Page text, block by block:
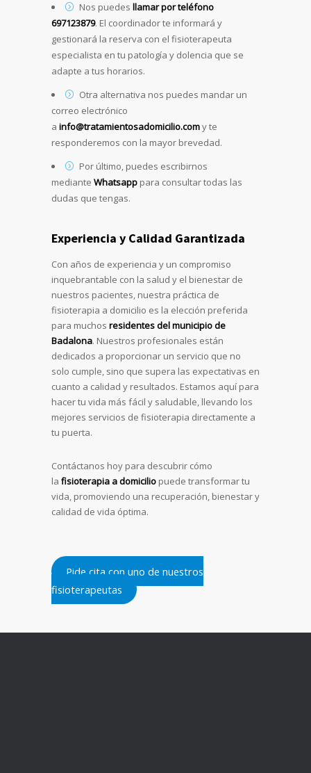
Nos puedes llamar por teléfono
697123879. El coordinador te informará y
gestionará la reserva con el fisioterapeuta
especialista en tu patología y dolencia que se
adapte a tus horarios.
Otra alternativa nos puedes mandar un
correo electrónico
a info@tratamientosadomicilio.comy te
responderemos con la mayor brevedad.
Por último, puedes escribirnos
mediante Whatsapp para consultar todas las
dudas que tengas.
Experiencia y Calidad Garantizada
Con años de experiencia y un compromiso
inquebrantable con la salud y el bienestar de
nuestros pacientes, nuestra práctica de
fisioterapia a domicilio es la elección preferida
para muchos residentes del municipio de
Badalona. Nuestros profesionales están
dedicados a proporcionar un servicio que no
solo cumple, sino que supera las expectativas en
cuanto a calidad y resultados. Estamos aquí para
hacer tu vida más fácil y saludable, llevando los
mejores servicios de fisioterapia directamente a
tu puerta.
Contáctanos hoy para descubrir cómo
la fisioterapia a domicilio puede transformar tu
vida, promoviendo una recuperación, bienestar y
calidad de vida óptima.
Pide cita con uno de nuestros
fisioterapeutas